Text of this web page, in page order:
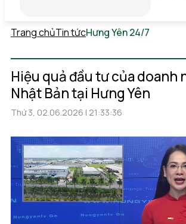
Trang chủTin tứcHưng Yên 24/7
Hiệu quả đầu tư của doanh
Nhật Bản tại Hưng Yên
Thứ 3, 02.06.2026 | 21:33:36